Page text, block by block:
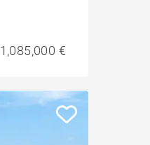
1,085,000 €